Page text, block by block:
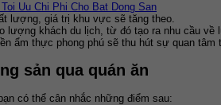
Uu Chi Phi Cho Bat Dong San
lượng, giá trị khu vực sẽ tăng theo.
lượng khách du lịch, từ đó tạo ra nhu cầu về
ẩm thực phong phú sẽ thu hút sự quan tâm
sản qua quán ăn
có thể cân nhắc những điểm sau: